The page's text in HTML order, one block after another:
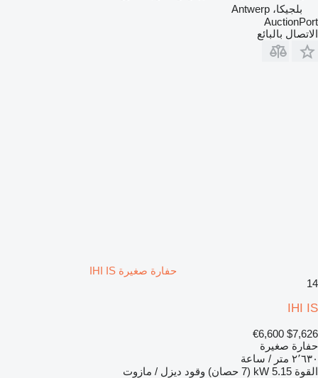
بلجيكا، Antwerp
AuctionPort
الاتصال بالبائع
حفارة صغيرة IHI IS
14
IHI IS
$7,626
€6,600
حفارة صغيرة
٢٬٦٣٠ متر / ساعة
القوة 5.15 kW (7 حصان) وقود ديزل / مازوت